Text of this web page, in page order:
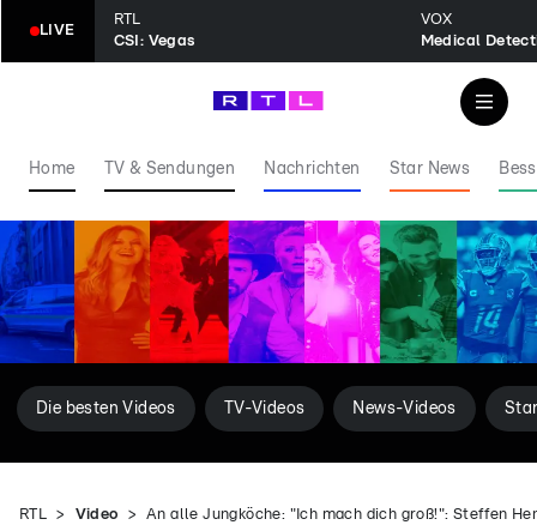
LIVE
RTL
CSI: Vegas
VOX
Home TV & Sendungen Nachrichten Star News
Die besten Videos TV-Videos News-Videos
RTL Video An alle Jungköche: "Ich mach dich groß!": Steffen